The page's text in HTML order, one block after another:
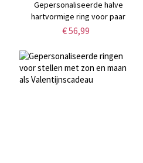
Gepersonaliseerde halve
hartvormige ring voor paar
€ 56,99